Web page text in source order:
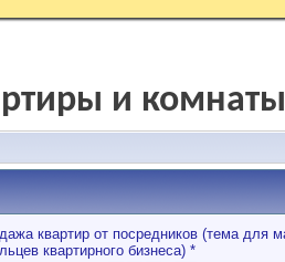
и комнаты
квартир от посредников (тема для
квартирного бизнеса) *